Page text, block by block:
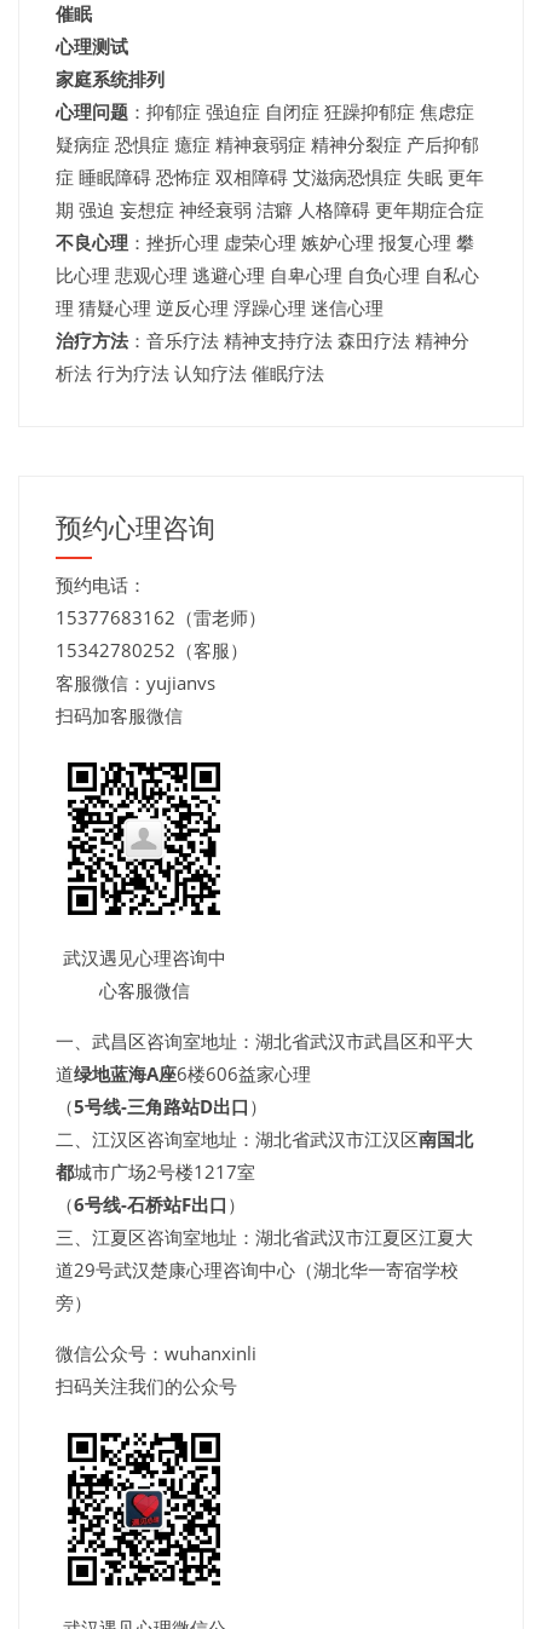
催眠
心理测试
家庭系统排列
心理问题 ：抑郁症 强迫症 自闭症 狂躁抑郁症 焦虑症
疑病症 恐惧症 癔症 精神衰弱症 精神分裂症 产后抑郁
症 睡眠障碍 恐怖症 双相障碍 艾滋病恐惧症 失眠 更年
期 强迫 妄想症 神经衰弱 洁癖 人格障碍 更年期症合症
不良心理 ：挫折心理 虚荣心理 嫉妒心理 报复心理 攀
比心理 悲观心理 逃避心理 自卑心理 自负心理 自私心
理 猜疑心理 逆反心理 浮躁心理 迷信心理
治疗方法：音乐疗法 精神支持疗法 森田疗法 精神分
析法 行为疗法 认知疗法 催眠疗法
预约心理咨询
预约电话：
15377683162（雷老师）
15342780252（客服）
客服微信：yujianvs
扫码加客服微信
武汉遇见心理咨询中
心客服微信
一、武昌区咨询室地址：湖北省武汉市武昌区和平大
道绿地蓝海A座6楼606益家心理
（5号线-三角路站D出口 ）
二、江汉区咨询室地址：湖北省武汉市江汉区南国北
都城市广场2号楼1217室
（6号线-石桥站F出口 ）
三、江夏区咨询室地址：湖北省武汉市江夏区江夏大
道29号武汉楚康心理咨询中心（湖北华一寄宿学校
旁）
微信公众号：wuhanxinli
扫码关注我们的公众号